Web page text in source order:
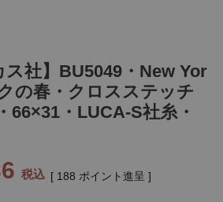
ス社】BU5049・New Yor
の春・クロスステッチ
66×31・LUCA-S社糸・
税込 [ 188 ポイント進呈 ]